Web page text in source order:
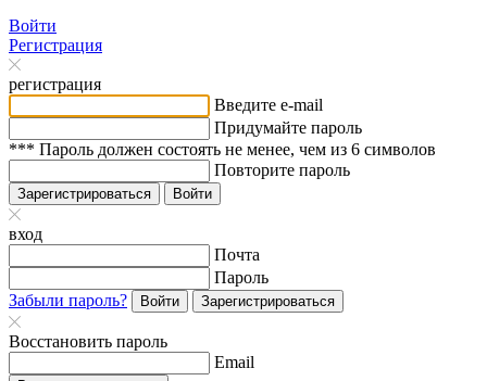
Войти
Регистрация
регистрация
Введите e-mail
Придумайте пароль
*** Пароль должен состоять не менее, чем из 6 символов
Повторите пароль
Зарегистрироваться Войти
вход
Почта
Пароль
Забыли пароль?
Войти Зарегистрироваться
Восстановить пароль
Email